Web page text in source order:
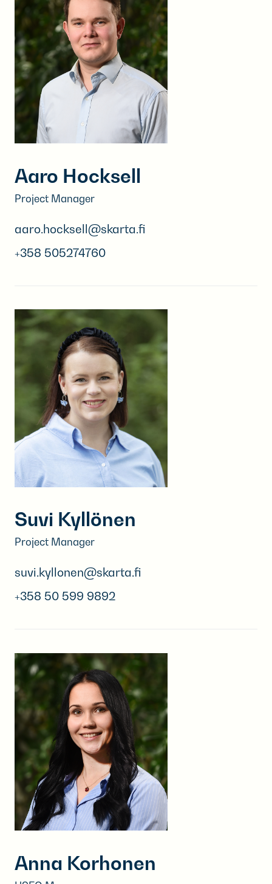
Aaro Hocksell
Project Manager
aaro.hocksell@skarta.fi
+358 505274760
Suvi Kyllönen
Project Manager
suvi.kyllonen@skarta.fi
+358 50 599 9892
Anna Korhonen